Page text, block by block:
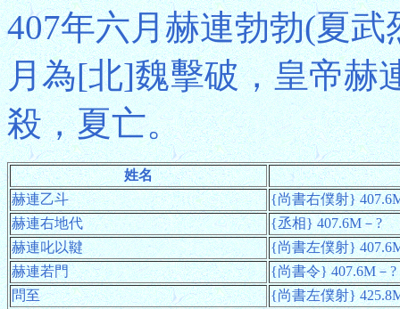
407年六月赫連勃勃(夏
月為[北]魏擊破，皇帝赫
殺，夏亡。
姓名
赫連乙斗
{尚書右僕射}
赫連右地代
{丞相} 407.6M－?
赫連叱以鞬
{尚書左僕射}
赫連若門
{尚書令} 407.6M－?
問至
{尚書左僕射}